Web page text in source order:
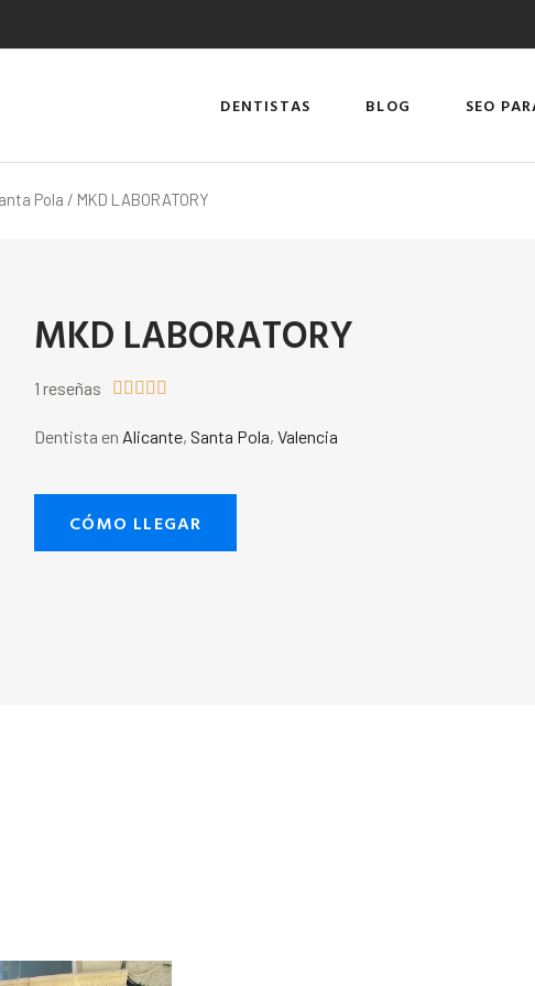
DENTISTAS BLOG SEO
Pola / MKD LABORATORY
MKD LABORATORY
1 reseñas     
Dentista en Alicante, Santa Pola,Valencia
CÓMO LLEGAR